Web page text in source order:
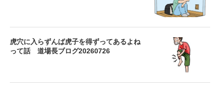
虎穴に入らずんば虎子を得ずってあるよね
って話 道場長ブログ20260726